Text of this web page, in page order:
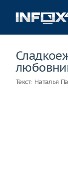
Текст: Наталья